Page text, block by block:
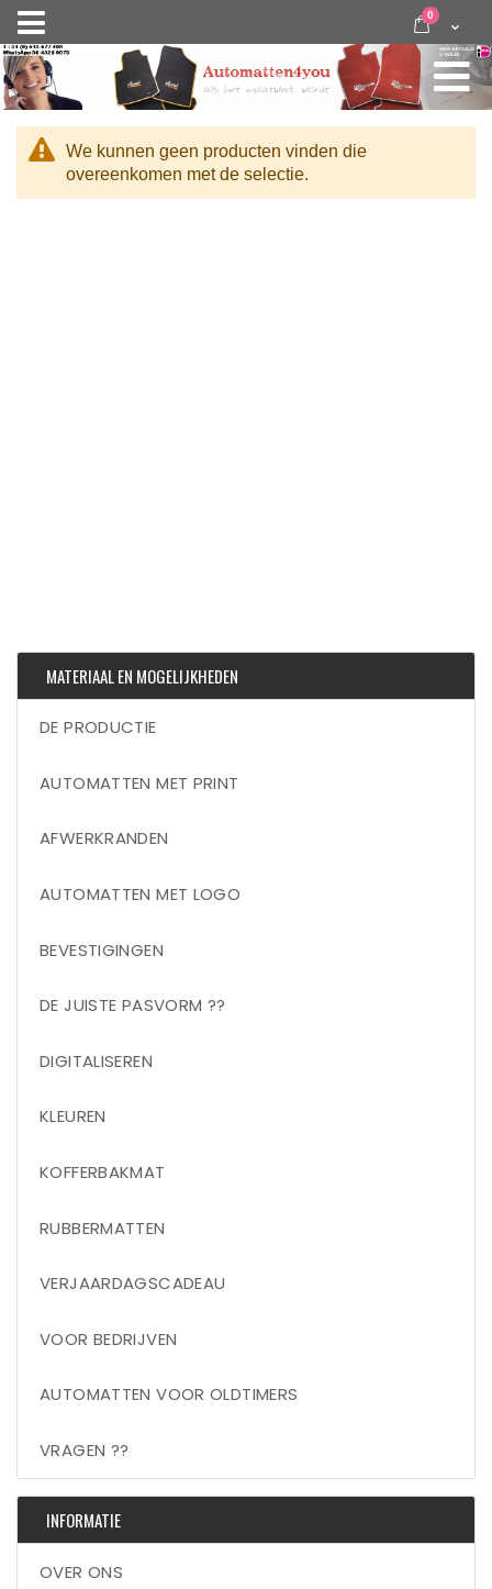
Nav
activeren
door
inhoud
Cart
0 items
We kunnen geen producten vinden die
overeenkomen met de selectie.
MATERIAAL EN MOGELIJKHEDEN
DE PRODUCTIE
AUTOMATTEN MET PRINT
AFWERKRANDEN
AUTOMATTEN MET LOGO
BEVESTIGINGEN
DE JUISTE PASVORM ??
DIGITALISEREN
KLEUREN
KOFFERBAKMAT
RUBBERMATTEN
VERJAARDAGSCADEAU
VOOR BEDRIJVEN
AUTOMATTEN VOOR OLDTIMERS
VRAGEN ??
INFORMATIE
OVER ONS